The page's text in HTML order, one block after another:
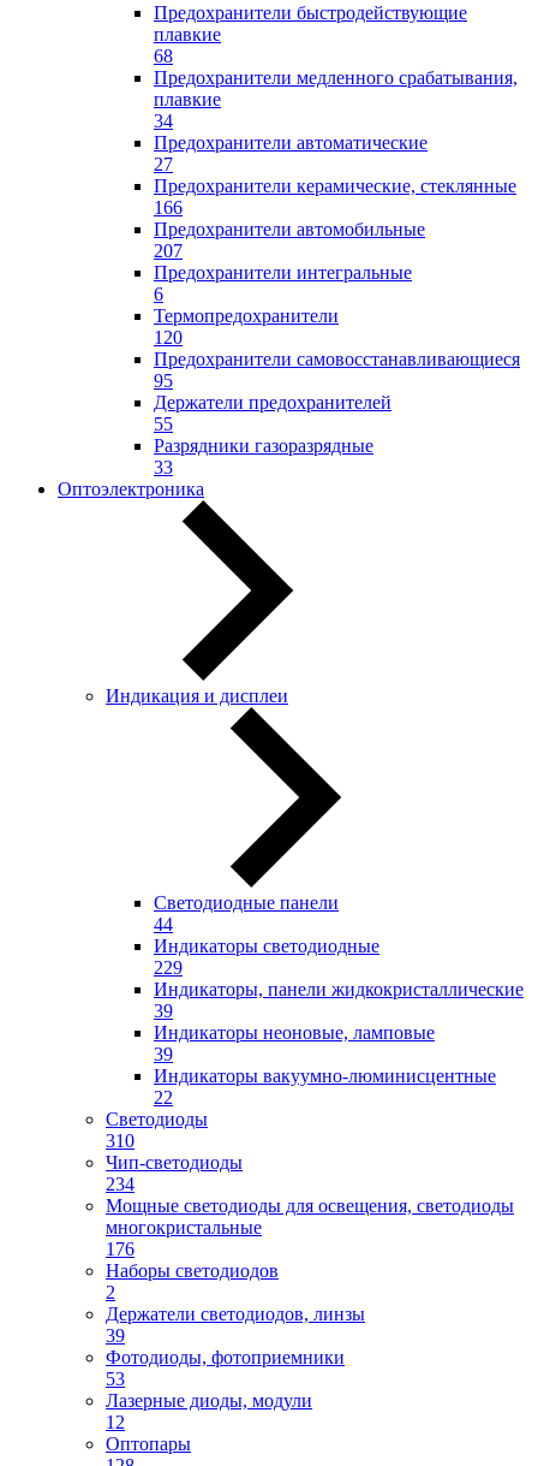
Предохранители быстродействующие
плавкие
68
Предохранители медленного срабатывания,
плавкие
34
Предохранители автоматические
27
Предохранители керамические, стеклянные
166
Предохранители автомобильные
207
Предохранители интегральные
6
Термопредохранители
120
Предохранители самовосстанавливающиеся
95
Держатели предохранителей
55
Разрядники газоразрядные
33
Оптоэлектроника
Индикация и дисплеи
Светодиодные панели
44
Индикаторы светодиодные
229
Индикаторы, панели жидкокристаллические
39
Индикаторы неоновые, ламповые
39
Индикаторы вакуумно-люминисцентные
22
Светодиоды
310
Чип-светодиоды
234
Мощные светодиоды для освещения, светодиоды
многокристальные
176
Наборы светодиодов
2
Держатели светодиодов, линзы
39
Фотодиоды, фотоприемники
53
Лазерные диоды, модули
12
Оптопары